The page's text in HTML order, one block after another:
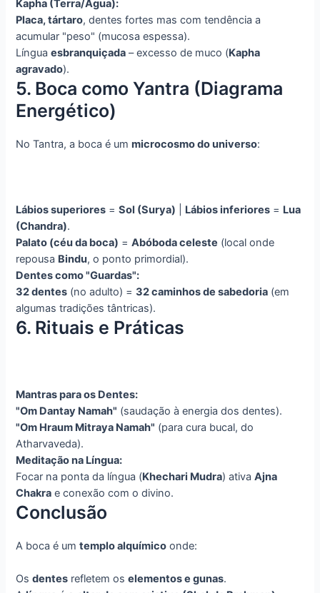
Kapha (Terra/Água):
Placa, tártaro, dentes fortes mas com tendência a
acumular "peso" (mucosa espessa).
Línguaesbranquiçada – excesso de muco (Kapha
agravado).
5. Boca como Yantra (Diagrama
Energético)
No Tantra, a boca é ummicrocosmo do universo:
Lábios superiores =Sol (Surya) Lábios inferiores = Lua
(Chandra).
Palato (céu da boca) =Abóboda celeste (local onde
repousa Bindu, o ponto primordial).
Dentes como "Guardas":
32 dentes (no adulto) =32 caminhos de sabedoria (em
algumas tradições tântricas).
6. Rituais e Práticas
Mantras para os Dentes:
"Om Dantay Namah" (saudação à energia dos dentes).
"Om Hraum Mitraya Namah" (para cura bucal, do
Atharvaveda).
Meditação na Língua:
Focar na ponta da língua (Khechari Mudra) ativaAjna
Chakra e conexão com o divino.
Conclusão
A boca é umtemplo alquímico onde:
Osdentes refletem oselementos e gunas.